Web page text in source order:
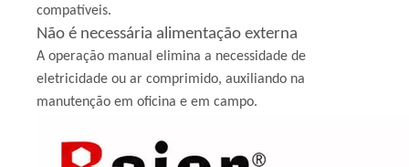
compatíveis.
Não é necessária alimentação externa
A operação manual elimina a necessidade de
eletricidade ou ar comprimido, auxiliando na
manutenção em oficina e em campo.